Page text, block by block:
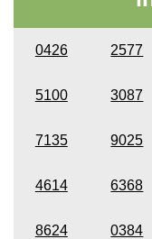
0426 2577
5100 3087
7135 9025
4614 6368
8624 0384